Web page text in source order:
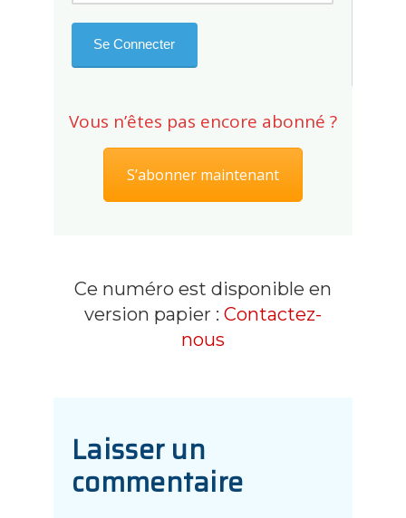
Vous n’êtes pas encore abonné ?
S’abonner maintenant
Ce numéro est disponible en
version papier : Contactez-
nous
Laisser un
commentaire